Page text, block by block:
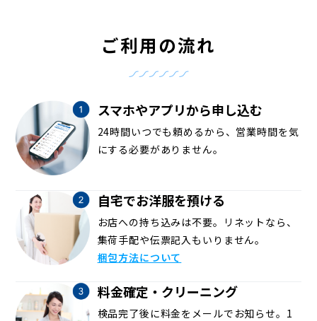
ご利用の流れ
スマホやアプリから申し込む
24時間いつでも頼めるから、営業時間を気
にする必要がありません。
自宅でお洋服を預ける
お店への持ち込みは不要。リネットなら、
集荷手配や伝票記入もいりません。
梱包方法について
料金確定・クリーニング
検品完了後に料金をメールでお知らせ。1